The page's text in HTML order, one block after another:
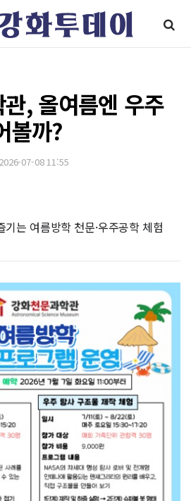
, 올여름엔 우주
볼까?
07-08 11:55
는 여름방학 천문·우주공학 체험